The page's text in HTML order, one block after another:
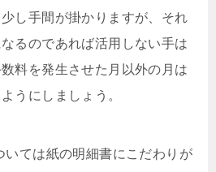
し手間が掛かりますが、それ
るのであれば活用しない手は
料を発生させた月以外の月は
うにしましょう。
いては紙の明細書にこだわりが